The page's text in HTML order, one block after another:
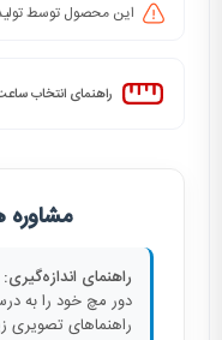
این محصول توسط
راهنمای انتخاب
راهنمای اندازه‌گیری:
دور مچ خود را به
راهنماهای تصویری